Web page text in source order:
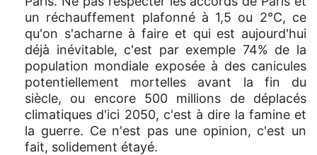
un réchauffement plafonné à 1,5 ou 2°C, ce
qu'on s'acharne à faire et qui est aujourd'hui
déjà inévitable, c'est par exemple 74% de la
population mondiale exposée à des canicules
potentiellement mortelles avant la fin du
siècle, ou encore 500 millions de déplacés
climatiques d'ici 2050, c'est à dire la famine et
la guerre. Ce n'est pas une opinion, c'est un
fait, solidement étayé.